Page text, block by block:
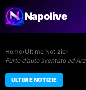
Napolive
Home›Ultime Notizie›
Furto d’auto sventato ad
ULTIME NOTIZIE